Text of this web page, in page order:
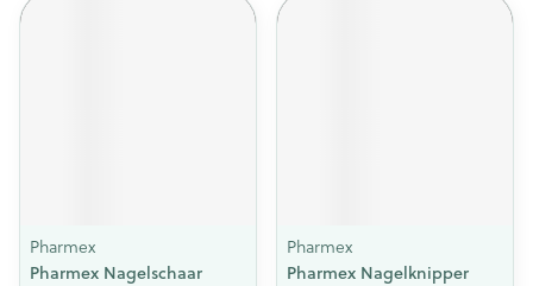
Pharmex
Pharmex Nagelschaar
Pharmex
Pharmex Nagelknipper